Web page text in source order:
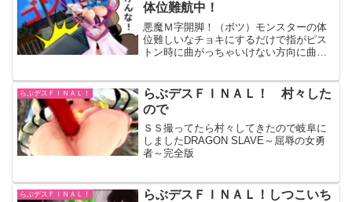
体位難航中！
悪魔Ｍ字開脚！（ボツ）モンスターの体
位難しいなチョキにするだけで指がピス
トン時に曲がっちゃいけない方向に曲が
が３倍界王拳！強敵なのか！？はみ出さ
ないようチンポジを１つず...
らぶデスＦＩＮＡＬ！
らぶデスＦＩＮＡＬ！ 村々した
ので
ＳＳ撮ってたら村々してきたので岐阜に
しましたDRAGON SLAVE～屈辱の女勇
者～完全版
らぶデスＦＩＮＡＬ！
らぶデスＦＩＮＡＬ！しつこいち